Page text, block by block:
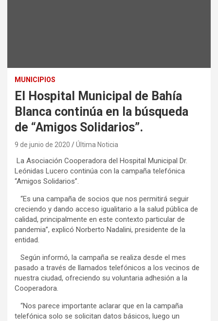
MUNICIPIOS
El Hospital Municipal de Bahía
Blanca continúa en la búsqueda
de “Amigos Solidarios”.
9 de junio de 2020 Última Noticia
La Asociación Cooperadora del Hospital Municipal Dr.
Leónidas Lucero continúa con la campaña telefónica
“Amigos Solidarios”.
“Es una campaña de socios que nos permitirá seguir
creciendo y dando acceso igualitario a la salud pública de
calidad, principalmente en este contexto particular de
pandemia”, explicó Norberto Nadalini, presidente de la
entidad.
Según informó, la campaña se realiza desde el mes
pasado a través de llamados telefónicos a los vecinos de
nuestra ciudad, ofreciendo su voluntaria adhesión a la
Cooperadora.
“Nos parece importante aclarar que en la campaña
telefónica solo se solicitan datos básicos, luego un